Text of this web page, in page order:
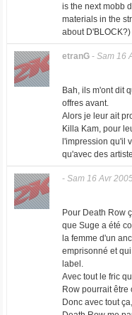
is the next mobb
materials in the
about D'BLOCK?)
etranG- Sam 16
Bah, ils m'ont dit
offres avant.
Alors je leur ait
Killa Kam, pour
l'impression qu'il
qu'avec des
- Sam 16 Avr
Pour Death Row
que Suge a été
la femme d'un
emprisonné et
label.
Avec tout le fric
Row pourrait
Donc avec tout